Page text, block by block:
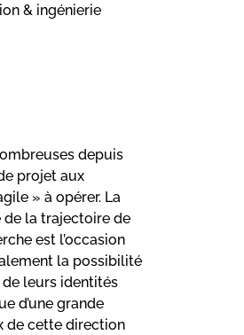
& ingénierie
depuis
projet aux
» à opérer. La
de la trajectoire de
est l’occasion
la possibilité
leurs identités
d’une grande
de cette direction